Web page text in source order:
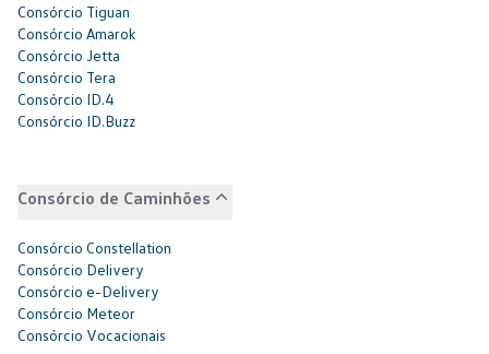
Consórcio Tiguan
Consórcio Amarok
Consórcio Jetta
Consórcio Tera
Consórcio ID.4
Consórcio ID.Buzz
Consórcio de Caminhões
Consórcio Constellation
Consórcio Delivery
Consórcio e-Delivery
Consórcio Meteor
Consórcio Vocacionais